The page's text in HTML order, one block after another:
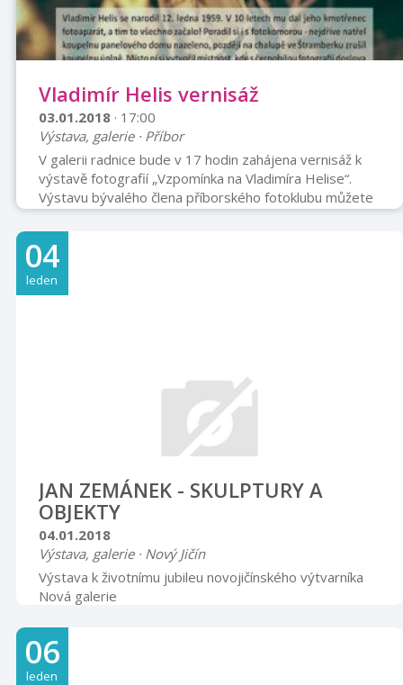
Vladimír Helis vernisáž
03.01.2018 · 17:00
Výstava, galerie · Příbor
V galerii radnice bude v 17 hodin zahájena vernisáž k
výstavě fotografií „Vzpomínka na Vladimíra Helise“.
Výstavu bývalého člena příborského fotoklubu můžete
v obou patrech radnice zhlédnout do 6. března.
04
leden
JAN ZEMÁNEK - SKULPTURY A
OBJEKTY
04.01.2018
Výstava, galerie · Nový Jičín
Výstava k životnímu jubileu novojičínského výtvarníka
Nová galerie
06
leden